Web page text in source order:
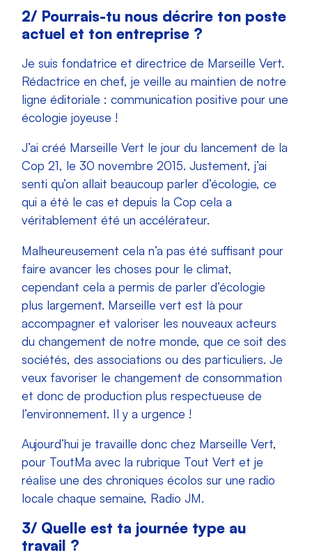
2/ Pourrais-tu nous décrire ton poste
actuel et ton entreprise ?
Je suis fondatrice et directrice de Marseille Vert.
Rédactrice en chef, je veille au maintien de notre
ligne éditoriale : communication positive pour une
écologie joyeuse !
J’ai créé Marseille Vert le jour du lancement de la
Cop 21, le 30 novembre 2015. Justement, j’ai
senti qu’on allait beaucoup parler d’écologie, ce
qui a été le cas et depuis la Cop cela a
véritablement été un accélérateur.
Malheureusement cela n’a pas été suffisant pour
faire avancer les choses pour le climat,
cependant cela a permis de parler d’écologie
plus largement. Marseille vert est là pour
accompagner et valoriser les nouveaux acteurs
du changement de notre monde, que ce soit des
sociétés, des associations ou des particuliers. Je
veux favoriser le changement de consommation
et donc de production plus respectueuse de
l’environnement. Il y a urgence !
Aujourd’hui je travaille donc chez Marseille Vert,
pour ToutMa avec la rubrique Tout Vert et je
réalise une des chroniques écolos sur une radio
locale chaque semaine, Radio JM.
3/ Quelle est ta journée type au
travail ?